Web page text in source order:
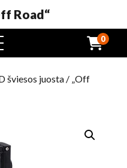
Road“
0
šviesos juosta / „Off